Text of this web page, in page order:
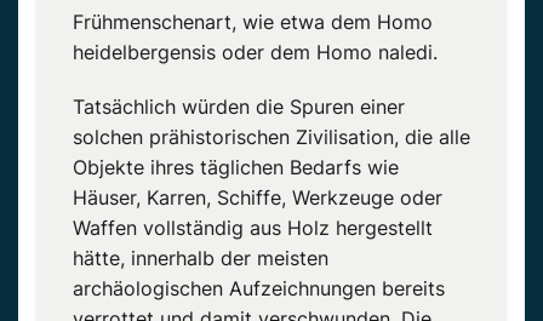
Frühmenschenart, wie etwa dem Homo
heidelbergensis oder dem Homo naledi.
Tatsächlich würden die Spuren einer
solchen prähistorischen Zivilisation, die alle
Objekte ihres täglichen Bedarfs wie
Häuser, Karren, Schiffe, Werkzeuge oder
Waffen vollständig aus Holz hergestellt
hätte, innerhalb der meisten
archäologischen Aufzeichnungen bereits